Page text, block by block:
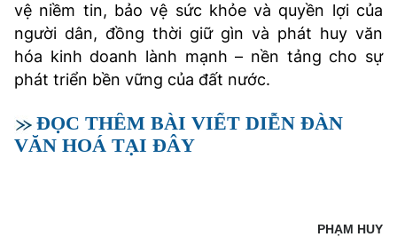
vệ niềm tin, bảo vệ sức khỏe và quyền lợi của
người dân, đồng thời giữ gìn và phát huy văn
hóa kinh doanh lành mạnh – nền tảng cho sự
phát triển bền vững của đất nước.
ĐỌC THÊM BÀI VIẾT DIỄN ĐÀN
VĂN HOÁ TẠI ĐÂY
PHẠM HUY